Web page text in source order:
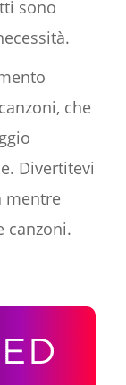
sono
che
Divertitevi
mentre
canzoni.